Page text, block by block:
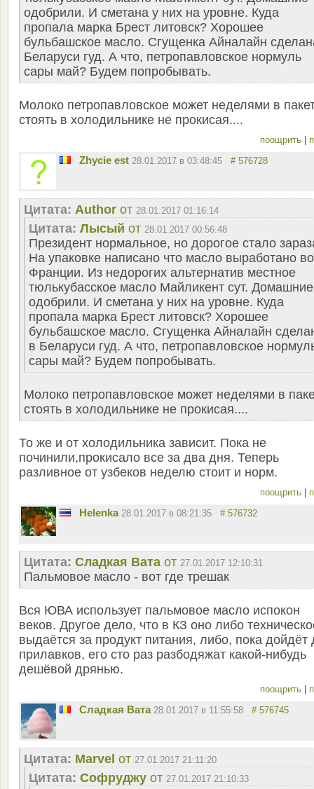
одобрили. И сметана у них на уровне. Куда
пропала марка Брест литовск? Хорошее
бульбашское масло. Сгущенка Айналайн
Беларуси гуд. А что, петропавловское нормуль
сары май? Будем попробывать.
Молоко петропавловское может неделями в
стоять в холодильнике не прокисая....
поощрить
Zhycie est 28.01.2017 в 03:48:45 # 576728
Цитата: Author от 28.01.2017 01:16:14
Цитата: Лысый от 28.01.2017 00:56:48
Президент нормальное, но дорогое стало
На упаковке написано что масло выработано во
Франции. Из недорогих альтернатив местное
тюлькубасское масло Майликент сут. Домашние
одобрили. И сметана у них на уровне. Куда
пропала марка Брест литовск? Хорошее
бульбашское масло. Сгущенка Айналайн
в Беларуси гуд. А что, петропавловское
сары май? Будем попробывать.
Молоко петропавловское может неделями в
стоять в холодильнике не прокисая....
То же и от холодильника зависит. Пока не
починили,прокисало все за два дня. Теперь
разливное от узбеков неделю стоит и норм.
поощрить
Helenka 28.01.2017 в 08:21:35 # 576732
Цитата: Сладкая Вата от 27.01.2017 12:10:31
Пальмовое масло - вот где трешак
Вся ЮВА использует пальмовое масло испокон
веков. Другое дело, что в КЗ оно либо
выдаётся за продукт питания, либо, пока дойдёт
прилавков, его сто раз разбодяжат какой-нибудь
дешёвой дрянью.
поощрить
Сладкая Вата 28.01.2017 в 11:55:58 # 576745
Цитата: Marvel от 27.01.2017 21:11:20
Цитата: Софруджу от 27.01.2017 21:10:33